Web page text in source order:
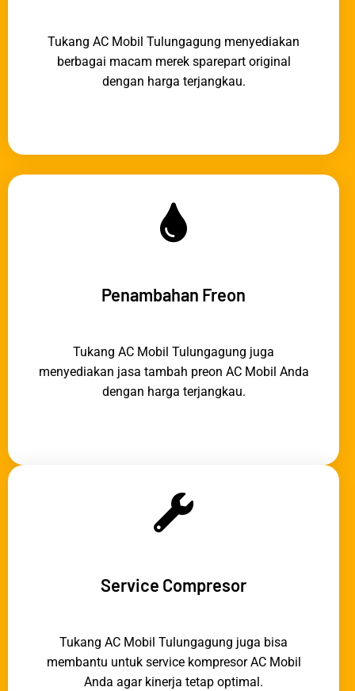
Tukang AC Mobil Tulungagung menyediakan
berbagai macam merek sparepart original
dengan harga terjangkau.
Penambahan Freon
Tukang AC Mobil Tulungagung juga
menyediakan jasa tambah preon AC Mobil Anda
dengan harga terjangkau.
Service Compresor
Tukang AC Mobil Tulungagung juga bisa
membantu untuk service kompresor AC Mobil
Anda agar kinerja tetap optimal.